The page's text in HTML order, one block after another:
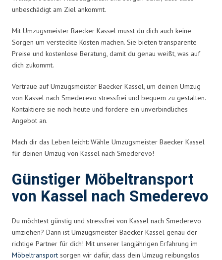
unbeschädigt am Ziel ankommt.
Mit Umzugsmeister Baecker Kassel musst du dich auch keine
Sorgen um versteckte Kosten machen. Sie bieten transparente
Preise und kostenlose Beratung, damit du genau weißt, was auf
dich zukommt.
Vertraue auf Umzugsmeister Baecker Kassel, um deinen Umzug
von Kassel nach Smederevo stressfrei und bequem zu gestalten.
Kontaktiere sie noch heute und fordere ein unverbindliches
Angebot an.
Mach dir das Leben leicht: Wähle Umzugsmeister Baecker Kassel
für deinen Umzug von Kassel nach Smederevo!
Günstiger Möbeltransport
von Kassel nach Smederevo
Du möchtest günstig und stressfrei von Kassel nach Smederevo
umziehen? Dann ist Umzugsmeister Baecker Kassel genau der
richtige Partner für dich! Mit unserer langjährigen Erfahrung im
Möbeltransport sorgen wir dafür, dass dein Umzug reibungslos